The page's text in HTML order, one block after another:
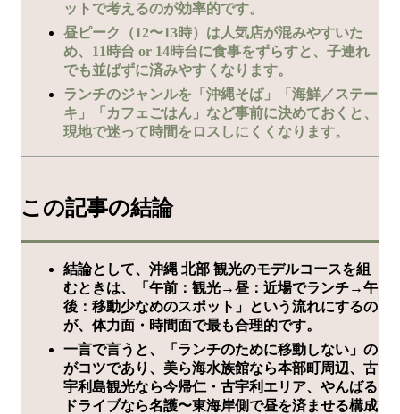
ットで考えるのが効率的です。
昼ピーク（12〜13時）は人気店が混みやすいた
め、11時台 or 14時台に食事をずらすと、子連れ
でも並ばずに済みやすくなります。
ランチのジャンルを「沖縄そば」「海鮮／ステー
キ」「カフェごはん」など事前に決めておくと、
現地で迷って時間をロスしにくくなります。
この記事の結論
結論として、沖縄 北部 観光のモデルコースを組
むときは、「午前：観光→昼：近場でランチ→午
後：移動少なめのスポット」という流れにするの
が、体力面・時間面で最も合理的です。
一言で言うと、「ランチのために移動しない」の
がコツであり、美ら海水族館なら本部町周辺、古
宇利島観光なら今帰仁・古宇利エリア、やんばる
ドライブなら名護〜東海岸側で昼を済ませる構成